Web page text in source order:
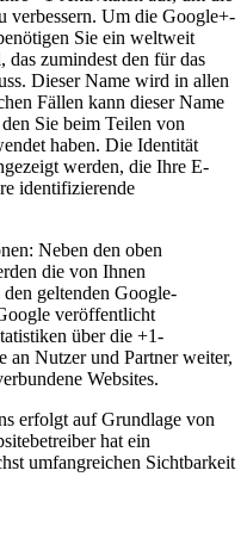
verbessern. Um die Google+-
Sie ein weltweit
zumindest den für das
Dieser Name wird in allen
Fällen kann dieser Name
Sie beim Teilen von
haben. Die Identität
werden, die Ihre E-
identifizierende
Neben den oben
die von Ihnen
geltenden Google-
veröffentlicht
über die +1-
an Nutzer und Partner weiter,
Websites.
erfolgt auf Grundlage von
hat ein
umfangreichen Sichtbarkeit